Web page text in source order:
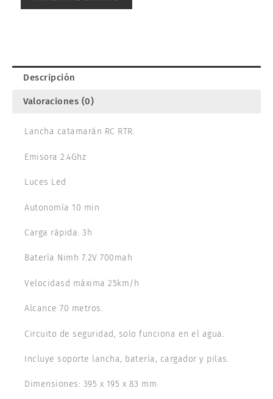
cantidad
Descripción
Valoraciones (0)
Lancha catamarán RC RTR.
Emisora 2.4Ghz
Luces Led
Autonomía 10 min
Carga rápida: 3h
Batería Nimh 7.2V 700mah
Velocidasd máxima 25km/h
Alcance 70 metros.
Circuito de seguridad, solo funciona en el agua.
Incluye soporte lancha, batería, cargador y pilas.
Dimensiones: 395 x 195 x 83 mm